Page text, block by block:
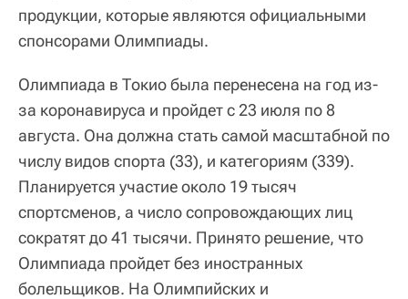
продукции, которые являются официальными
спонсорами Олимпиады.
Олимпиада в Токио была перенесена на год из-
за коронавируса и пройдет с 23 июля по 8
августа. Она должна стать самой масштабной по
числу видов спорта (33), и категориям (339).
Планируется участие около 19 тысяч
спортсменов, а число сопровождающих лиц
сократят до 41 тысячи. Принято решение, что
Олимпиада пройдет без иностранных
болельщиков. На Олимпийских и